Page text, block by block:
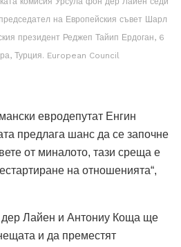
на Европейския съвет Шарл
президент Реджеп Тайип Ердоган, 6
Турция. European Council
евродепутат Енгин
предлага шанс да се започне
от миналото, тази среща е
на отношенията“,
Лайен и Антониу Коща ще
и да преместят